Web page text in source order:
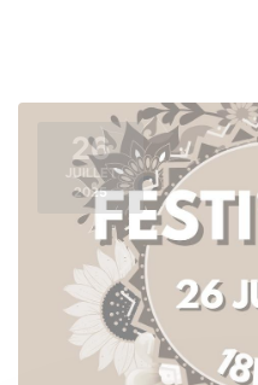
26
JUILLET
2025